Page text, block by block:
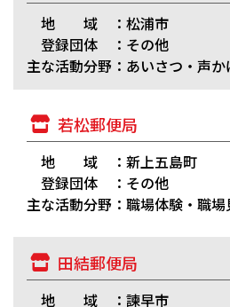
地 域 ：松浦市
登録団体 ：その他
主な活動分野：あいさつ・声か
若松郵便局
地 域 ：新上五島町
登録団体 ：その他
主な活動分野：職場体験・職場
田結郵便局
地 域 ：諫早市